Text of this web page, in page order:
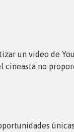
un video de
cineasta no